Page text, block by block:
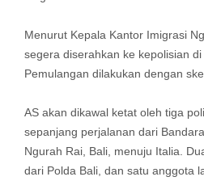
Menurut Kepala Kantor Imigrasi
segera diserahkan ke kepolisian di
Pemulangan dilakukan dengan
AS akan dikawal ketat oleh tiga
sepanjang perjalanan dari
Ngurah Rai, Bali, menuju Italia.
dari Polda Bali, dan satu anggota